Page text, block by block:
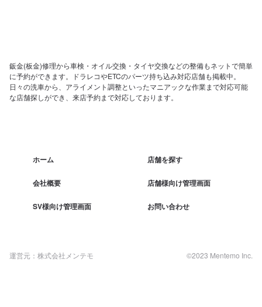
鈑金(板金)修理から車検・オイル交換・タイヤ交換などの整備もネットで簡単
に予約ができます。ドラレコやETCのパーツ持ち込み対応店舗も掲載中。
日々の洗車から、アライメント調整といったマニアックな作業まで対応可能
な店舗探しができ、来店予約まで対応しております。
ホーム 店舗を探す
会社概要 店舗様向け管理画面
SV様向け管理画面 お問い合わせ
運営元：株式会社メンテモ ©2023 Mentemo Inc.